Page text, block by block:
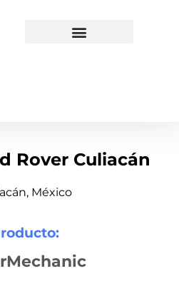
Rover Culiacán
México